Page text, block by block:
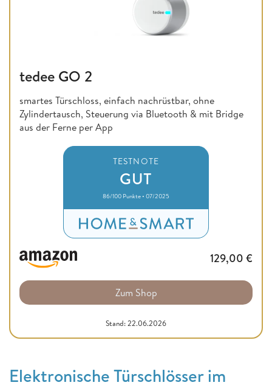
tedee GO 2
smartes Türschloss, einfach nachrüstbar, ohne
Zylindertausch, Steuerung via Bluetooth & mit Bridge
aus der Ferne per App
TESTNOTE
GUT
86/100 Punkte • 07/2025
129,00 €
Zum Shop
Stand: 22.06.2026
Elektronische Türschlösser im